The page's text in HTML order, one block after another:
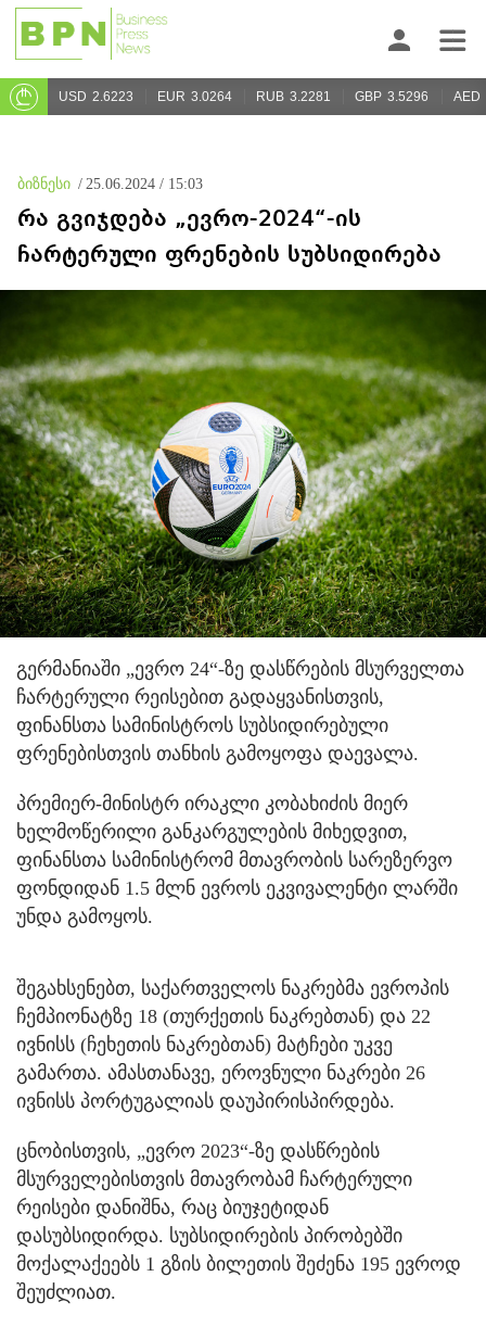
USD 2.6223 EUR 3.0264 RUB 3.2281 GBP 3.5296 AED
ბიზნესი / 25.06.2024 / 15:03
რა გვიჯდება „ევრო-2024“-ის
ჩარტერული ფრენების სუბსიდირება
გერმანიაში „ევრო 24“-ზე დასწრების მსურველთა
ჩარტერული რეისებით გადაყვანისთვის,
ფინანსთა სამინისტროს სუბსიდირებული
ფრენებისთვის თანხის გამოყოფა დაევალა.
პრემიერ-მინისტრ ირაკლი კობახიძის მიერ
ხელმოწერილი განკარგულების მიხედვით,
ფინანსთა სამინისტრომ მთავრობის სარეზერვო
ფონდიდან 1.5 მლნ ევროს ეკვივალენტი ლარში
უნდა გამოყოს.
შეგახსენებთ, საქართველოს ნაკრებმა ევროპის
ჩემპიონატზე 18 (თურქეთის ნაკრებთან) და 22
ივნისს (ჩეხეთის ნაკრებთან) მატჩები უკვე
გამართა. ამასთანავე, ეროვნული ნაკრები 26
ივნისს პორტუგალიას დაუპირისპირდება.
ცნობისთვის, „ევრო 2023“-ზე დასწრების
მსურველებისთვის მთავრობამ ჩარტერული
რეისები დანიშნა, რაც ბიუჯეტიდან
დასუბსიდირდა. სუბსიდირების პირობებში
მოქალაქეებს 1 გზის ბილეთის შეძენა 195 ევროდ
შეუძლიათ.